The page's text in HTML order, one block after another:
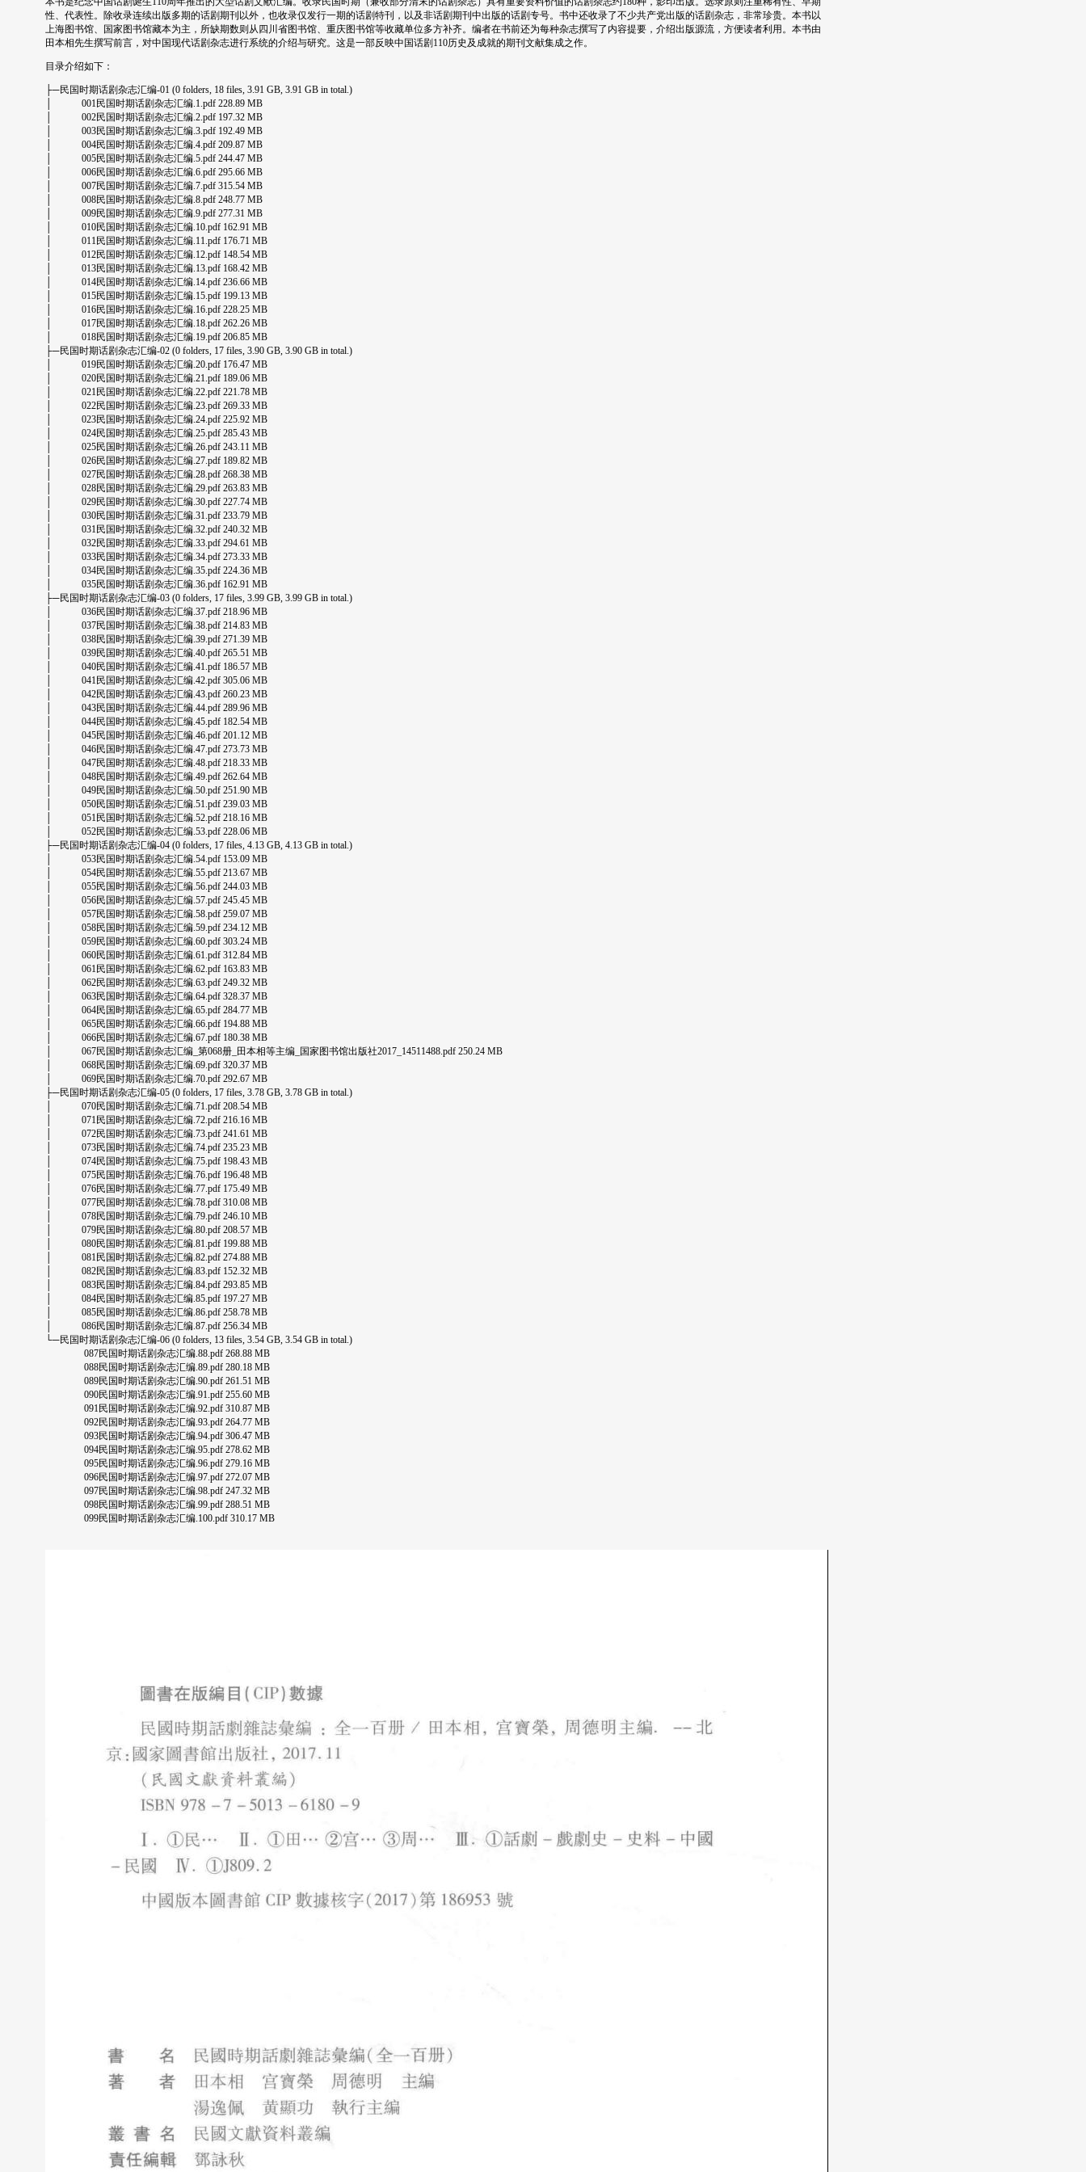
性、代表性。除收录连续出版多期的话剧期刊以外，也收录仅发行一期的话剧特刊，以及非话剧期刊中出版的话剧专号。书中还收录了不少共产党出版的话剧杂志，非常珍贵。本书以
上海图书馆、国家图书馆藏本为主，所缺期数则从四川省图书馆、重庆图书馆等收藏单位多方补齐。编者在书前还为每种杂志撰写了内容提要，介绍出版源流，方便读者利用。本书由
田本相先生撰写前言，对中国现代话剧杂志进行系统的介绍与研究。这是一部反映中国话剧110历史及成就的期刊文献集成之作。
目录介绍如下：
├─民国时期话剧杂志汇编-01 (0 folders, 18 files, 3.91 GB, 3.91 GB in total.)
│ 001民国时期话剧杂志汇编.1.pdf 228.89 MB
│ 002民国时期话剧杂志汇编.2.pdf 197.32 MB
│ 003民国时期话剧杂志汇编.3.pdf 192.49 MB
│ 004民国时期话剧杂志汇编.4.pdf 209.87 MB
│ 005民国时期话剧杂志汇编.5.pdf 244.47 MB
│ 006民国时期话剧杂志汇编.6.pdf 295.66 MB
│ 007民国时期话剧杂志汇编.7.pdf 315.54 MB
│ 008民国时期话剧杂志汇编.8.pdf 248.77 MB
│ 009民国时期话剧杂志汇编.9.pdf 277.31 MB
│ 010民国时期话剧杂志汇编.10.pdf 162.91 MB
│ 011民国时期话剧杂志汇编.11.pdf 176.71 MB
│ 012民国时期话剧杂志汇编.12.pdf 148.54 MB
│ 013民国时期话剧杂志汇编.13.pdf 168.42 MB
│ 014民国时期话剧杂志汇编.14.pdf 236.66 MB
│ 015民国时期话剧杂志汇编.15.pdf 199.13 MB
│ 016民国时期话剧杂志汇编.16.pdf 228.25 MB
│ 017民国时期话剧杂志汇编.18.pdf 262.26 MB
│ 018民国时期话剧杂志汇编.19.pdf 206.85 MB
├─民国时期话剧杂志汇编-02 (0 folders, 17 files, 3.90 GB, 3.90 GB in total.)
│ 019民国时期话剧杂志汇编.20.pdf 176.47 MB
│ 020民国时期话剧杂志汇编.21.pdf 189.06 MB
│ 021民国时期话剧杂志汇编.22.pdf 221.78 MB
│ 022民国时期话剧杂志汇编.23.pdf 269.33 MB
│ 023民国时期话剧杂志汇编.24.pdf 225.92 MB
│ 024民国时期话剧杂志汇编.25.pdf 285.43 MB
│ 025民国时期话剧杂志汇编.26.pdf 243.11 MB
│ 026民国时期话剧杂志汇编.27.pdf 189.82 MB
│ 027民国时期话剧杂志汇编.28.pdf 268.38 MB
│ 028民国时期话剧杂志汇编.29.pdf 263.83 MB
│ 029民国时期话剧杂志汇编.30.pdf 227.74 MB
│ 030民国时期话剧杂志汇编.31.pdf 233.79 MB
│ 031民国时期话剧杂志汇编.32.pdf 240.32 MB
│ 032民国时期话剧杂志汇编.33.pdf 294.61 MB
│ 033民国时期话剧杂志汇编.34.pdf 273.33 MB
│ 034民国时期话剧杂志汇编.35.pdf 224.36 MB
│ 035民国时期话剧杂志汇编.36.pdf 162.91 MB
├─民国时期话剧杂志汇编-03 (0 folders, 17 files, 3.99 GB, 3.99 GB in total.)
│ 036民国时期话剧杂志汇编.37.pdf 218.96 MB
│ 037民国时期话剧杂志汇编.38.pdf 214.83 MB
│ 038民国时期话剧杂志汇编.39.pdf 271.39 MB
│ 039民国时期话剧杂志汇编.40.pdf 265.51 MB
│ 040民国时期话剧杂志汇编.41.pdf 186.57 MB
│ 041民国时期话剧杂志汇编.42.pdf 305.06 MB
│ 042民国时期话剧杂志汇编.43.pdf 260.23 MB
│ 043民国时期话剧杂志汇编.44.pdf 289.96 MB
│ 044民国时期话剧杂志汇编.45.pdf 182.54 MB
│ 045民国时期话剧杂志汇编.46.pdf 201.12 MB
│ 046民国时期话剧杂志汇编.47.pdf 273.73 MB
│ 047民国时期话剧杂志汇编.48.pdf 218.33 MB
│ 048民国时期话剧杂志汇编.49.pdf 262.64 MB
│ 049民国时期话剧杂志汇编.50.pdf 251.90 MB
│ 050民国时期话剧杂志汇编.51.pdf 239.03 MB
│ 051民国时期话剧杂志汇编.52.pdf 218.16 MB
│ 052民国时期话剧杂志汇编.53.pdf 228.06 MB
├─民国时期话剧杂志汇编-04 (0 folders, 17 files, 4.13 GB, 4.13 GB in total.)
│ 053民国时期话剧杂志汇编.54.pdf 153.09 MB
│ 054民国时期话剧杂志汇编.55.pdf 213.67 MB
│ 055民国时期话剧杂志汇编.56.pdf 244.03 MB
│ 056民国时期话剧杂志汇编.57.pdf 245.45 MB
│ 057民国时期话剧杂志汇编.58.pdf 259.07 MB
│ 058民国时期话剧杂志汇编.59.pdf 234.12 MB
│ 059民国时期话剧杂志汇编.60.pdf 303.24 MB
│ 060民国时期话剧杂志汇编.61.pdf 312.84 MB
│ 061民国时期话剧杂志汇编.62.pdf 163.83 MB
│ 062民国时期话剧杂志汇编.63.pdf 249.32 MB
│ 063民国时期话剧杂志汇编.64.pdf 328.37 MB
│ 064民国时期话剧杂志汇编.65.pdf 284.77 MB
│ 065民国时期话剧杂志汇编.66.pdf 194.88 MB
│ 066民国时期话剧杂志汇编.67.pdf 180.38 MB
│ 067民国时期话剧杂志汇编_第068册_田本相等主编_国家图书馆出版社2017_14511488.pdf 250.24 MB
│ 068民国时期话剧杂志汇编.69.pdf 320.37 MB
│ 069民国时期话剧杂志汇编.70.pdf 292.67 MB
├─民国时期话剧杂志汇编-05 (0 folders, 17 files, 3.78 GB, 3.78 GB in total.)
│ 070民国时期话剧杂志汇编.71.pdf 208.54 MB
│ 071民国时期话剧杂志汇编.72.pdf 216.16 MB
│ 072民国时期话剧杂志汇编.73.pdf 241.61 MB
│ 073民国时期话剧杂志汇编.74.pdf 235.23 MB
│ 074民国时期话剧杂志汇编.75.pdf 198.43 MB
│ 075民国时期话剧杂志汇编.76.pdf 196.48 MB
│ 076民国时期话剧杂志汇编.77.pdf 175.49 MB
│ 077民国时期话剧杂志汇编.78.pdf 310.08 MB
│ 078民国时期话剧杂志汇编.79.pdf 246.10 MB
│ 079民国时期话剧杂志汇编.80.pdf 208.57 MB
│ 080民国时期话剧杂志汇编.81.pdf 199.88 MB
│ 081民国时期话剧杂志汇编.82.pdf 274.88 MB
│ 082民国时期话剧杂志汇编.83.pdf 152.32 MB
│ 083民国时期话剧杂志汇编.84.pdf 293.85 MB
│ 084民国时期话剧杂志汇编.85.pdf 197.27 MB
│ 085民国时期话剧杂志汇编.86.pdf 258.78 MB
│ 086民国时期话剧杂志汇编.87.pdf 256.34 MB
└─民国时期话剧杂志汇编-06 (0 folders, 13 files, 3.54 GB, 3.54 GB in total.)
087民国时期话剧杂志汇编.88.pdf 268.88 MB
088民国时期话剧杂志汇编.89.pdf 280.18 MB
089民国时期话剧杂志汇编.90.pdf 261.51 MB
090民国时期话剧杂志汇编.91.pdf 255.60 MB
091民国时期话剧杂志汇编.92.pdf 310.87 MB
092民国时期话剧杂志汇编.93.pdf 264.77 MB
093民国时期话剧杂志汇编.94.pdf 306.47 MB
094民国时期话剧杂志汇编.95.pdf 278.62 MB
095民国时期话剧杂志汇编.96.pdf 279.16 MB
096民国时期话剧杂志汇编.97.pdf 272.07 MB
097民国时期话剧杂志汇编.98.pdf 247.32 MB
098民国时期话剧杂志汇编.99.pdf 288.51 MB
099民国时期话剧杂志汇编.100.pdf 310.17 MB